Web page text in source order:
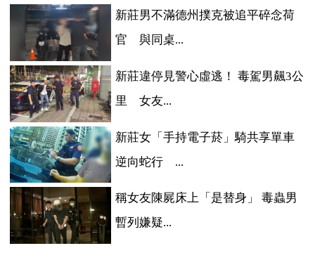
新莊男不滿德州撲克被追平碎念荷
官 與同桌...
新莊違停見警心虛逃！ 毒駕男飆3公
里 女友...
新莊女「手持電子菸」騎共享單車
逆向蛇行 ...
稱女友陳屍床上「是替身」 毒蟲男
暫列嫌疑...